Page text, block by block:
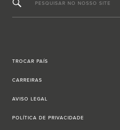
PESQUISAR NO NOSSO SITE
TROCAR PAÍS
CARREIRAS
AVISO LEGAL
POLÍTICA DE PRIVACIDADE